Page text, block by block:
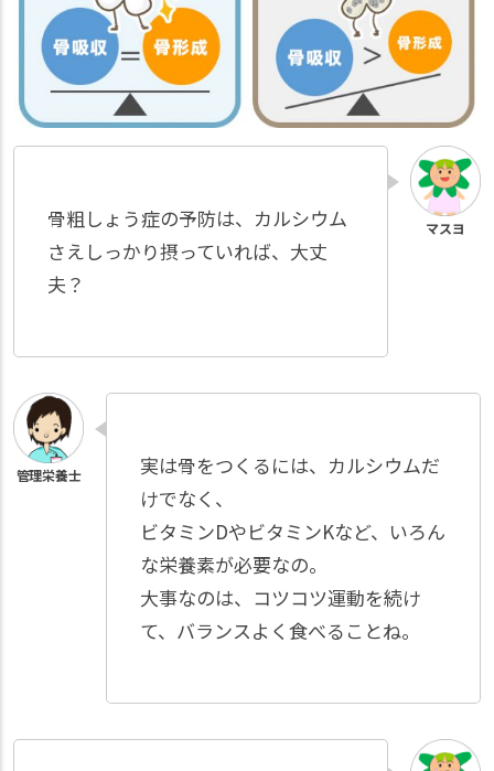
骨粗しょう症の予防は、カルシウム
さえしっかり摂っていれば、大丈
夫？
実は骨をつくるには、カルシウムだ
けでなく、
ビタミンDやビタミンKなど、いろん
な栄養素が必要なの。
大事なのは、コツコツ運動を続け
て、バランスよく食べることね。